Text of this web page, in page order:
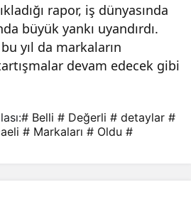
rapor, iş dünyasında
büyük yankı uyandırdı.
yıl da markaların
devam edecek gibi
# Belli # Değerli # detaylar #
# Markaları # Oldu #